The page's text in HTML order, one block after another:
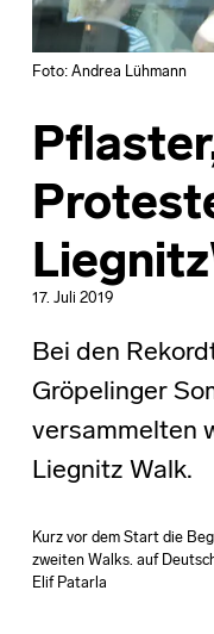
Foto: Andrea Lühmann
17. Juli 2019
Bei den
Gröpelinger
versammelten
Liegnitz Walk.
Kurz vor dem Start die
zweiten Walks. auf
Elif Patarla